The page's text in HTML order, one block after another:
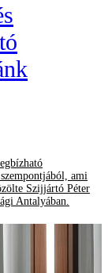
ami
Szijjártó Péter
Antalyában.